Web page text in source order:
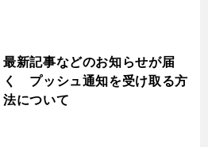
最新記事などのお知らせが届
く プッシュ通知を受け取る方
法について